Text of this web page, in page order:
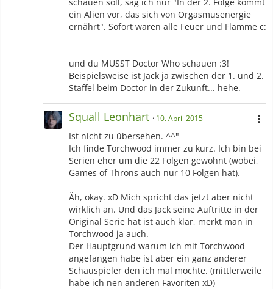
ein Alien vor, das sich von Orgasmusenergie
ernährt". Sofort waren alle Feuer und Flamme c:
und du MUSST Doctor Who schauen :3!
Beispielsweise ist Jack ja zwischen der 1. und 2.
Staffel beim Doctor in der Zukunft... hehe.
Squall Leonhart 10. April 2015
Ist nicht zu übersehen. ^^"
Ich finde Torchwood immer zu kurz. Ich bin bei
Serien eher um die 22 Folgen gewohnt (wobei,
Games of Throns auch nur 10 Folgen hat).
Äh, okay. xD Mich spricht das jetzt aber nicht
wirklich an. Und das Jack seine Auftritte in der
Original Serie hat ist auch klar, merkt man in
Torchwood ja auch.
Der Hauptgrund warum ich mit Torchwood
angefangen habe ist aber ein ganz anderer
Schauspieler den ich mal mochte. (mittlerweile
habe ich nen anderen Favoriten xD)